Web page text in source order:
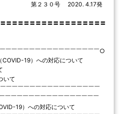
2020. 4.17発
〓〓〓〓〓〓〓〓〓〓〓〓〓〓〓〓〓
￣￣￣￣￣￣￣￣￣￣￣￣￣￣￣￣○
19）への対応について
いて
￣￣￣￣￣￣￣￣￣￣￣￣￣￣￣￣
￣￣￣￣￣￣￣￣￣￣￣￣￣￣￣
19）への対応について